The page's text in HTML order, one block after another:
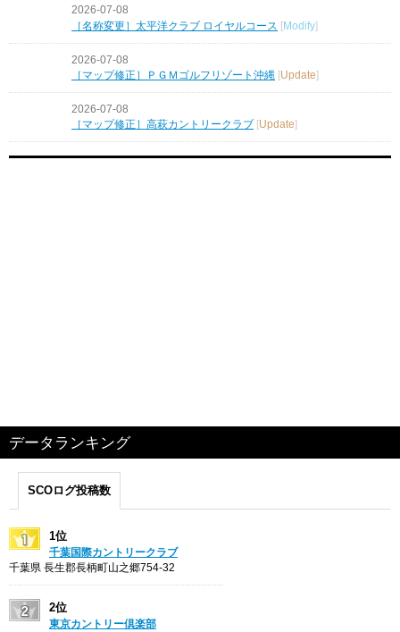
2026-07-08
［名称変更］太平洋クラブ ロイヤルコース [Modify]
2026-07-08
［マップ修正］ＰＧＭゴルフリゾート沖縄 [Update]
2026-07-08
［マップ修正］高萩カントリークラブ
Update
データランキング
SCOログ投稿数
1位
千葉国際カントリークラブ
千葉県 長生郡長柄町山之郷754-32
2位
東京カントリー倶楽部